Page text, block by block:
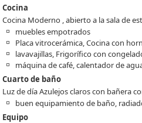
Cocina
Cocina Moderno , abierto a la sala de
muebles empotrados
Placa vitrocerámica, Cocina con
lavavajillas, Frigorífico con
máquina de café, calentador de
Cuarto de baño
Luz de día Azulejos claros con bañera
buen equipamiento de baño,
Equipo